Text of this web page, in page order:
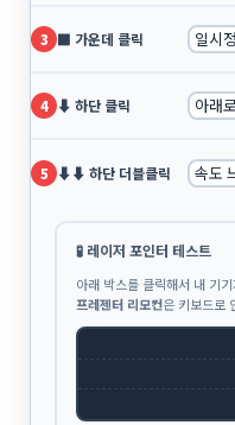
3 ⬛ 가운데 클릭
4 ⬇ 하단 클릭
5 ⬇⬇ 하단 더블클릭
🧪 레이저 포인터 테스트
아래 박스를 클릭해서 내 기
프레젠터 리모컨은 키보드로
16
23
30
전체 방
Today :